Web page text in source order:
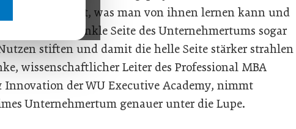
es gibt, was man von ihnen lernen kann und
die dunkle Seite des Unternehmertums sogar
stiften und damit die helle Seite stärker strahlen
wissenschaftlicher Leiter des Professional MBA
Innovation der WU Executive Academy, nimmt
Unternehmertum genauer unter die Lupe.